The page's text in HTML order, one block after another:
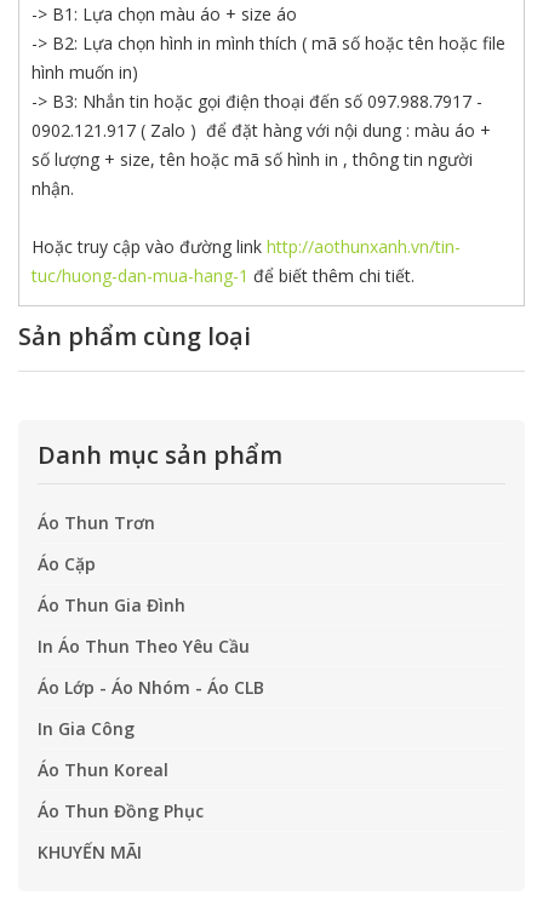
-> B1: Lựa chọn màu áo + size áo
-> B2: Lựa chọn hình in mình thích ( mã số hoặc tên hoặc file
hình muốn in)
-> B3: Nhắn tin hoặc gọi điện thoại đến số 097.988.7917 -
0902.121.917 ( Zalo ) để đặt hàng với nội dung : màu áo +
số lượng + size, tên hoặc mã số hình in , thông tin người
nhận.
Hoặc truy cập vào đường link http://aothunxanh.vn/tin-
tuc/huong-dan-mua-hang-1 để biết thêm chi tiết.
Sản phẩm cùng loại
Danh mục sản phẩm
Áo Thun Trơn
Áo Cặp
Áo Thun Gia Đình
In Áo Thun Theo Yêu Cầu
Áo Lớp - Áo Nhóm - Áo CLB
In Gia Công
Áo Thun Koreal
Áo Thun Đồng Phục
KHUYẾN MÃI